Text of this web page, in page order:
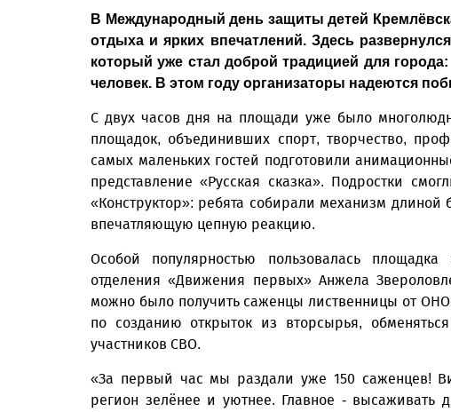
В Международный день защиты детей
отдыха и ярких впечатлений. Здесь
который уже стал доброй традицией для
человек. В этом году организаторы надеются
С двух часов дня на площади уже было
площадок, объединивших спорт, творчество,
самых маленьких гостей подготовили
представление «Русская сказка». Подростки
«Конструктор»: ребята собирали механизм длиной
впечатляющую цепную реакцию.
Особой популярностью пользовалась площадка
отделения «Движения первых» Анжела
можно было получить саженцы лиственницы от ОНО
по созданию открыток из вторсырья,
участников СВО.
«За первый час мы раздали уже 150 саженцев!
регион зелёнее и уютнее. Главное -